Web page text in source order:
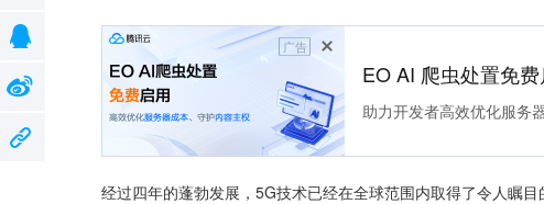
广告
EO AI 爬虫处置免费
助力开发者高效优化服务
经过四年的蓬勃发展，5G技术已经在全球范围内取得了令人瞩